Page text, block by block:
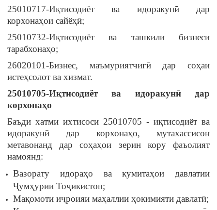
25010717-Иқтисодиёт ва идоракунӣ дар
корхонаҳои сайёҳӣ;
25010732-Иқтисодиёт ва ташкили бизнеси
тарабхонаҳо;
26020101-Бизнес, маъмуриятчигӣ дар соҳаи
истеҳсолот ва хизмат.
25010705-Иқтисодиёт ва идоракунӣдар
корхонаҳо
Баъди хатми ихтисоси 25010705 - иқтисодиёт ва
идоракунӣ дар корхонаҳо, мутахассисон
метавонанд дар соҳаҳои зерин кору фаъолият
намоянд:
Вазорату идораҳо ва кумитаҳои давлатии
Ҷумҳурии Тоҷикистон;
Мақомоти иҷроияи маҳаллии ҳокимияти давлатӣ;